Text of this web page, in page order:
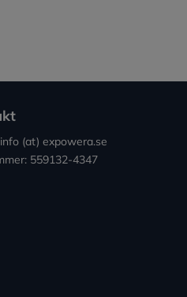
(at) expowera.se
559132-4347